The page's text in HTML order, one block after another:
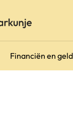
Financiën en